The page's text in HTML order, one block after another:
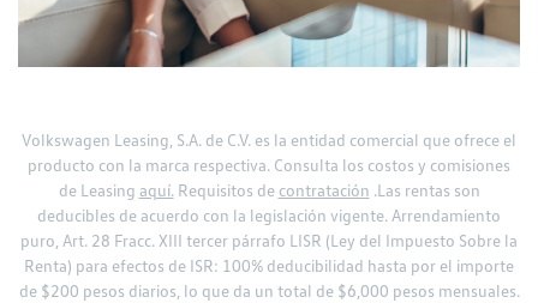
Volkswagen Leasing, S.A. de C.V. es la entidad comercial que ofrece el
producto con la marca respectiva. Consulta los costos y comisiones
de Leasing aquí. Requisitos de contratación .Las rentas son
deducibles de acuerdo con la legislación vigente. Arrendamiento
puro, Art. 28 Fracc. XIII tercer párrafo LISR (Ley del Impuesto Sobre la
Renta) para efectos de ISR: 100% deducibilidad hasta por el importe
de $200 pesos diarios, lo que da un total de $6,000 pesos mensuales.